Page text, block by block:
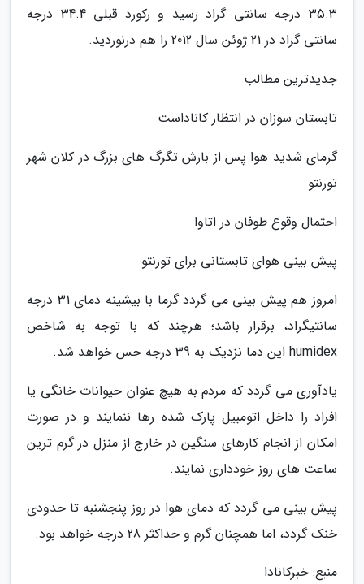
35.3 درجه سانتی گراد رسید و رکورد قبلی 34.4 درجه
سانتی گراد در 21 ژوئن سال 2012 را هم درنوردید.
جدیدترین مطالب
تابستان سوزان در انتظار کاناداست
گرمای شدید هوا پس از بارش تگرگ های بزرگ در کلان شهر
تورنتو
احتمال وقوع طوفان در اتاوا
پیش بینی هوای تابستانی برای تورنتو
امروز هم پیش بینی می گردد گرما با بیشینه دمای 31 درجه
سانتیگراد، برقرار باشد؛ هرچند که با توجه به شاخص
humidex این دما نزدیک به 39 درجه حس خواهد شد.
یادآوری می گردد که مردم به هیچ عنوان حیوانات خانگی یا
افراد را داخل اتومبیل پارک شده رها ننمایند و در صورت
امکان از انجام کارهای سنگین در خارج از منزل در گرم ترین
ساعت های روز خودداری نمایند.
پیش بینی می گردد که دمای هوا در روز پنجشنبه تا حدودی
خنک گردد، اما همچنان گرم و حداکثر 28 درجه خواهد بود.
منبع: خبرکانادا